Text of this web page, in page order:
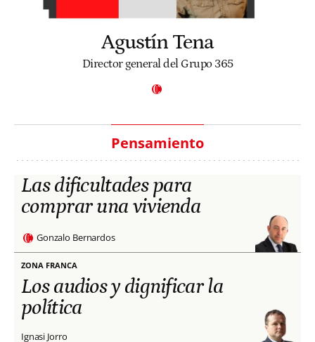
Agustín Tena
Director general del Grupo 365
Pensamiento
Las dificultades para
comprar una vivienda
Gonzalo Bernardos
ZONA FRANCA
Los audios y dignificar la
política
Ignasi Jorro